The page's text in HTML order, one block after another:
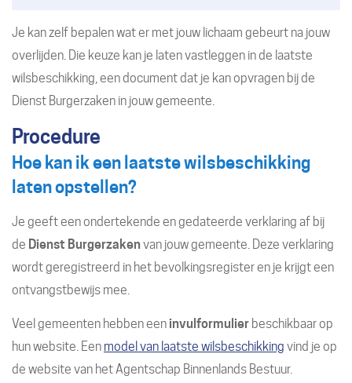
Je kan zelf bepalen wat er met jouw lichaam gebeurt na jouw
overlijden. Die keuze kan je laten vastleggen in de laatste
wilsbeschikking, een document dat je kan opvragen bij de
Dienst Burgerzaken in jouw gemeente.
Procedure
Hoe kan ik een laatste wilsbeschikking
laten opstellen?
Je geeft een ondertekende en gedateerde verklaring af bij
de Dienst Burgerzakenvan jouw gemeente. Deze verklaring
wordt geregistreerd in het bevolkingsregister en je krijgt een
ontvangstbewijs mee.
Veel gemeenten hebben een invulformulier beschikbaar op
hun website. Een model van laatste wilsbeschikking vind je op
de website van het Agentschap Binnenlands Bestuur.